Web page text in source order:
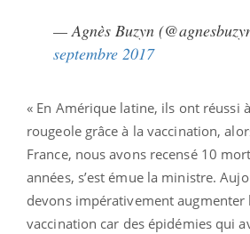
— Agnès Buzyn
septembre 2017
« En Amérique latine, ils ont réussi
rougeole grâce à la vaccination,
France, nous avons recensé 10
années, s’est émue la ministre.
devons impérativement augmenter
vaccination car des épidémies qui